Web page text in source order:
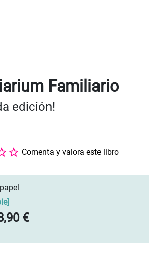
Familiario
edición!
Comenta y valora este libro
]
€